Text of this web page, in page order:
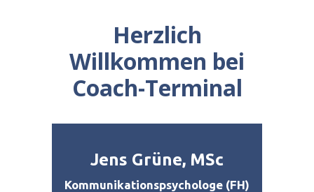
Herzlich
Willkommen bei
Coach-Terminal
Jens Grüne, MSc
Kommunikationspsychologe (FH)